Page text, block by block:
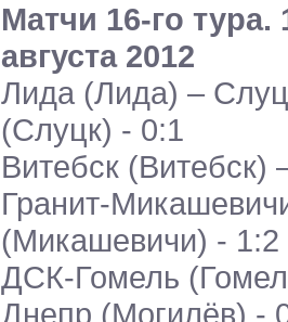
Матчи 16-го тура.
августа 2012
Лида (Лида) –
(Слуцк) - 0:1
Витебск (Витебск)
Гранит-
(Микашевичи) - 1:2
ДСК-Гомель
Днепр (Могилёв) -